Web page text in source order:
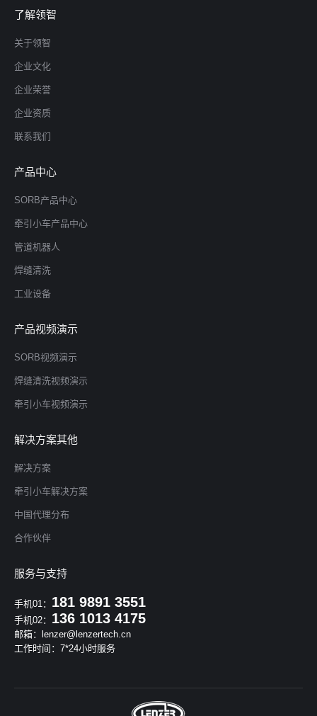
了解领智
关于领智
企业文化
企业荣誉
企业资质
联系我们
产品中心
SORB产品中心
牵引小车产品中心
管道机器人
焊缝清洗
工业设备
产品视频演示
SORB视频演示
焊缝清洗视频演示
牵引小车视频演示
解决方案其他
解决方案
牵引小车解决方案
中国代理分布
合作伙伴
服务与支持
手机01： 181 9891 3551
手机02： 136 1013 4175
邮箱：lenzer@lenzertech.cn
工作时间：7*24小时服务